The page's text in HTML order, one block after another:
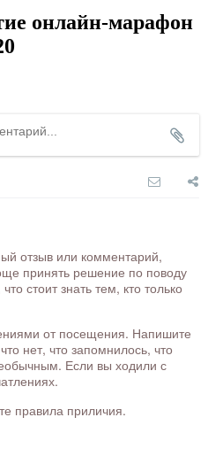
онлайн-марафон
отзыв или комментарий,
принять решение по поводу
стоит знать тем, кто только
от посещения. Напишите
нет, что запомнилось, что
Если вы ходили с
правила приличия.